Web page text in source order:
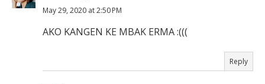
May 29, 2020 at 2:50 PM
AKO KANGEN KE MBAK ERMA :(((
Reply